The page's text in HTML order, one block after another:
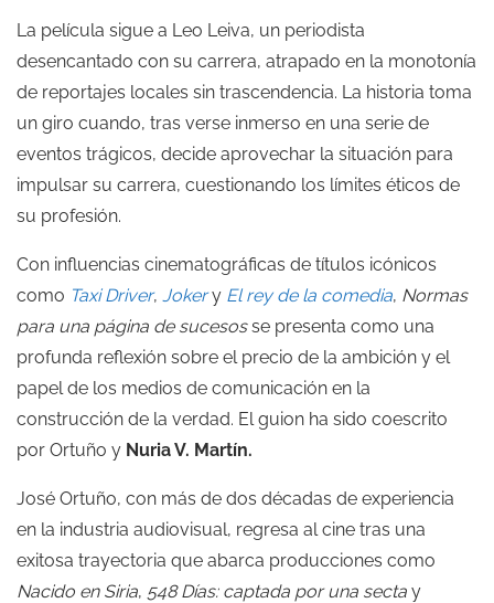
La película sigue a Leo Leiva, un periodista
desencantado con su carrera, atrapado en la monotonía
de reportajes locales sin trascendencia. La historia toma
un giro cuando, tras verse inmerso en una serie de
eventos trágicos, decide aprovechar la situación para
impulsar su carrera, cuestionando los límites éticos de
su profesión.
Con influencias cinematográficas de títulos icónicos
como Taxi Driver, Jokery El rey de la comedia, Normas
para una página de sucesosse presenta como una
profunda reflexión sobre el precio de la ambición y el
papel de los medios de comunicación en la
construcción de la verdad. El guion ha sido coescrito
por Ortuño y Nuria V. Martín.
José Ortuño, con más de dos décadas de experiencia
en la industria audiovisual, regresa al cine tras una
exitosa trayectoria que abarca producciones como
Nacido en Siria, 548 Días: captada por una secta y